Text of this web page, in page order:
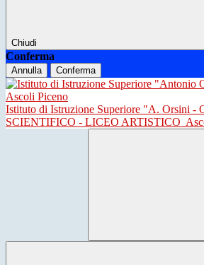
Chiudi
Conferma
Annulla Conferma
Istituto di Istruzione Superiore "A. Orsini -
SCIENTIFICO - LICEO ARTISTICO